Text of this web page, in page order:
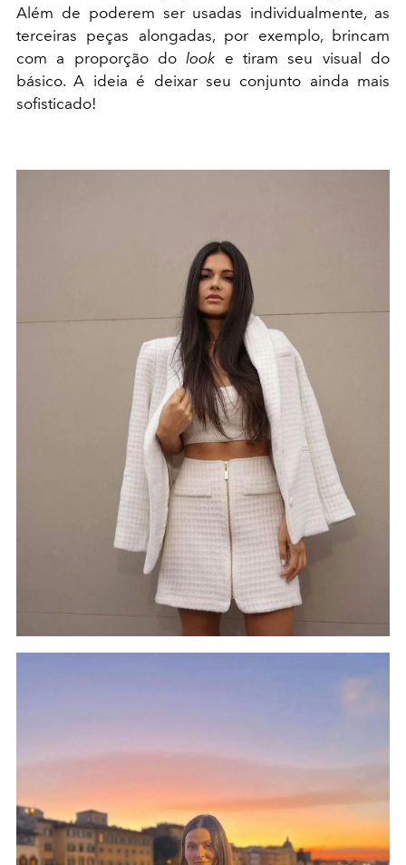
Além de poderem ser usadas individualmente, as
terceiras peças alongadas, por exemplo, brincam
com a proporção dolook e tiram seu visual do
básico. A ideia é deixar seu conjunto ainda mais
sofisticado!